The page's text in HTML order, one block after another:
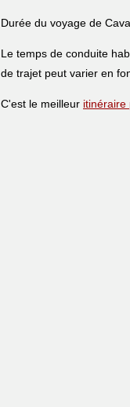
Durée du voyage de
Le temps de conduite
de trajet peut varier en
C'est le meilleur itinéraire